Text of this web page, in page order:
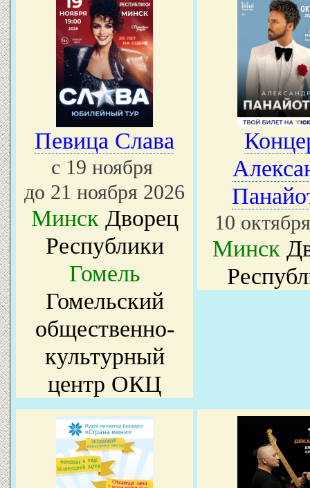
Певица Слава
с 19 ноября
до 21 ноября 2026
Минск Дворец
Республики
Гомель
Гомельский
общественно-
культурный
центр ОКЦ
10
Минск